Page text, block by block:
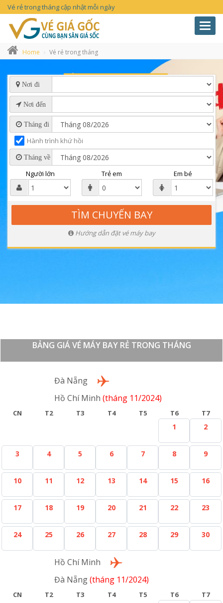
Vé rẻ trong tháng cập nhật mỗi ngày
Home Vé rẻ trong tháng
Nơi đi
Nơi đến
Tháng đi
Hành trình khứ hồi
Tháng về
Người lớn Trẻ em Em bé
Hướng dẫn đặt vé máy bay
BẢNG GIÁ VÉ MÁY BAY RẺ TRONG THÁNG
Đà Nẵng
Hồ Chí Minh (tháng 11/2024)
CN T2 T3 T4 T5 T6 T7
1 2
3 4 5 6 7 8 9
10 11 12 13 14 15 16
17 18 19 20 21 22 23
24 25 26 27 28 29 30
Hồ Chí Minh
Đà Nẵng(tháng 11/2024)
CN T2 T3 T4 T5 T6 T7